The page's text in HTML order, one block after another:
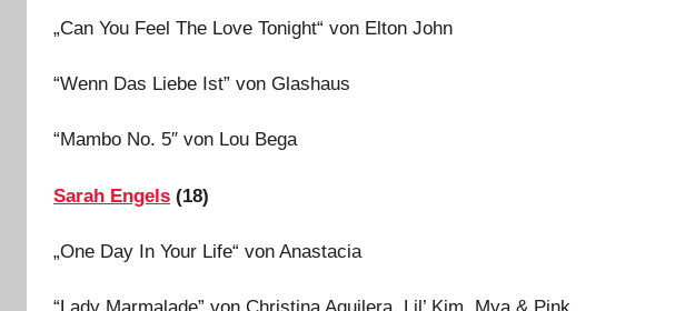
„Can You Feel The Love Tonight“ von Elton John
“Wenn Das Liebe Ist” von Glashaus
“Mambo No. 5″ von Lou Bega
Sarah Engels (18)
„One Day In Your Life“ von Anastacia